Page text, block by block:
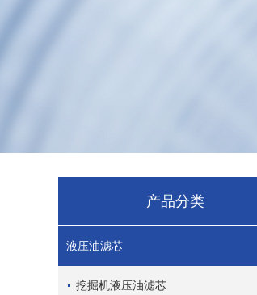
产品分类
液压油滤芯
挖掘机液压油滤芯